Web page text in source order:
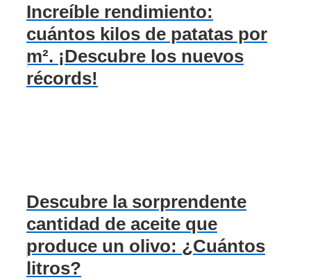
Increíble rendimiento:
cuántos kilos de patatas por
m². ¡Descubre los nuevos
récords!
Descubre la sorprendente
cantidad de aceite que
produce un olivo: ¿Cuántos
litros?